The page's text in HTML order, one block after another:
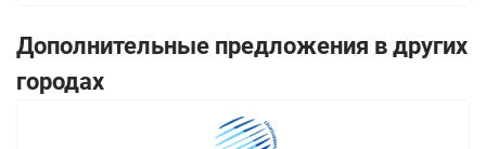
Дополнительные предложения в других
городах